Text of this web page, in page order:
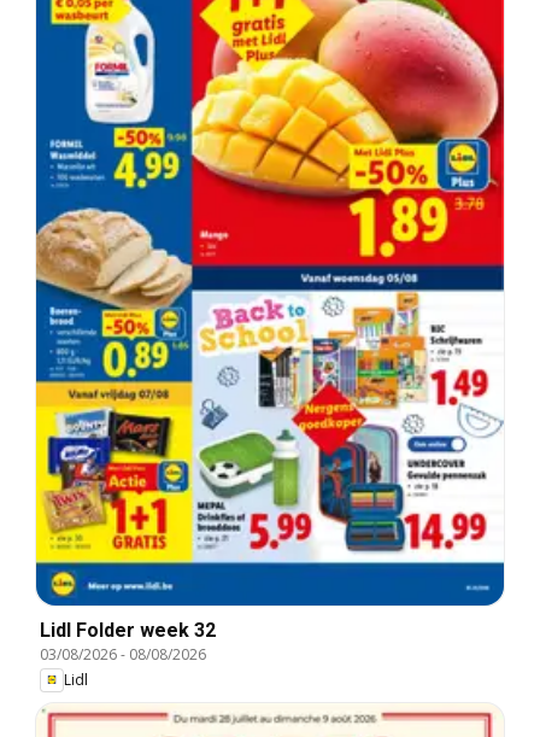
Lidl Folder week 32
03/08/2026- 08/08/2026
Lidl